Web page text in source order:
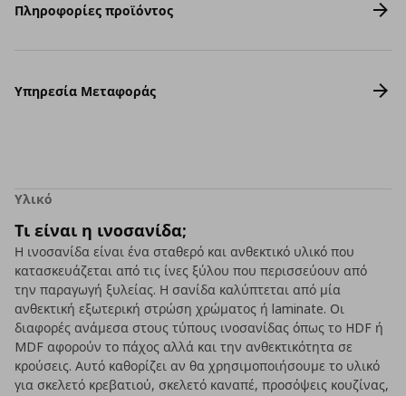
Πληροφορίες προϊόντος
Υπηρεσία Μεταφοράς
Υλικό
Τι είναι η ινοσανίδα;
Η ινοσανίδα είναι ένα σταθερό και ανθεκτικό υλικό που
κατασκευάζεται από τις ίνες ξύλου που περισσεύουν από
την παραγωγή ξυλείας. Η σανίδα καλύπτεται από μία
ανθεκτική εξωτερική στρώση χρώματος ή laminate. Οι
διαφορές ανάμεσα στους τύπους ινοσανίδας όπως το HDF ή
MDF αφορούν το πάχος αλλά και την ανθεκτικότητα σε
κρούσεις. Αυτό καθορίζει αν θα χρησιμοποιήσουμε το υλικό
για σκελετό κρεβατιού, σκελετό καναπέ, προσόψεις κουζίνας,